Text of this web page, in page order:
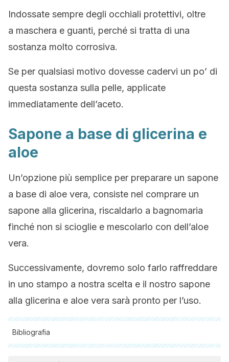
Indossate sempre degli occhiali protettivi, oltre
a maschera e guanti, perché si tratta di una
sostanza molto corrosiva.
Se per qualsiasi motivo dovesse cadervi un po’ di
questa sostanza sulla pelle, applicate
immediatamente dell’aceto.
Sapone a base di glicerina e
aloe
Un’opzione più semplice per preparare un sapone
a base di aloe vera, consiste nel comprare un
sapone alla glicerina, riscaldarlo a bagnomaria
finché non si scioglie e mescolarlo con dell’aloe
vera.
Successivamente, dovremo solo farlo raffreddare
in uno stampo a nostra scelta e il nostro sapone
alla glicerina e aloe vera sarà pronto per l’uso.
Bibliografia
Tutte le fonti citate sono state esaminate a fondo dal nostro